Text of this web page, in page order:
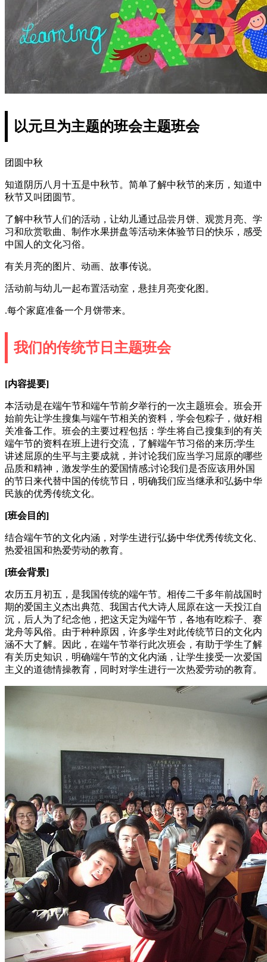
以元旦为主题的班会主题班会
团圆中秋
知道阴历八月十五是中秋节。简单了解中秋节的来历，知道中
秋节又叫团圆节。
了解中秋节人们的活动，让幼儿通过品尝月饼、观赏月亮、学
习和欣赏歌曲、制作水果拼盘等活动来体验节日的快乐，感受
中国人的文化习俗。
有关月亮的图片、动画、故事传说。
活动前与幼儿一起布置活动室，悬挂月亮变化图。
.每个家庭准备一个月饼带来。
我们的传统节日主题班会
[内容提要]
本活动是在端午节和端午节前夕举行的一次主题班会。班会开
始前先让学生搜集与端午节相关的资料，学会包粽子，做好相
关准备工作。班会的主要过程包括：学生将自己搜集到的有关
端午节的资料在班上进行交流，了解端午节习俗的来历;学生
讲述屈原的生平与主要成就，并讨论我们应当学习屈原的哪些
品质和精神，激发学生的爱国情感;讨论我们是否应该用外国
的节日来代替中国的传统节日，明确我们应当继承和弘扬中华
民族的优秀传统文化。
[班会目的]
结合端午节的文化内涵，对学生进行弘扬中华优秀传统文化、
热爱祖国和热爱劳动的教育。
[班会背景]
农历五月初五，是我国传统的端午节。相传二千多年前战国时
期的爱国主义杰出典范、我国古代大诗人屈原在这一天投江自
沉，后人为了纪念他，把这天定为端午节，各地有吃粽子、赛
龙舟等风俗。由于种种原因，许多学生对此传统节日的文化内
涵不大了解。因此，在端午节举行此次班会，有助于学生了解
有关历史知识，明确端午节的文化内涵，让学生接受一次爱国
主义的道德情操教育，同时对学生进行一次热爱劳动的教育。